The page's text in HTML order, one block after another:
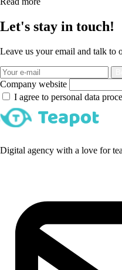
Let's stay in touch!
Leave us your email and talk to
Company website
I agree to personal data
Digital agency with a love for tea